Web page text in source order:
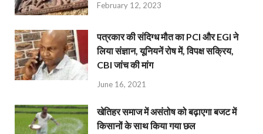
February 12, 2023
पत्रकार की संदिग्ध मौत का PCI और EGI ने
लिया संज्ञान, यूनियनें रोष में, विपक्ष सक्रिय,
CBI जांच की मांग
June 16, 2021
खेतिहर समाज में असंतोष को बढ़ाएगा बजट में
किसानों के साथ किया गया छल